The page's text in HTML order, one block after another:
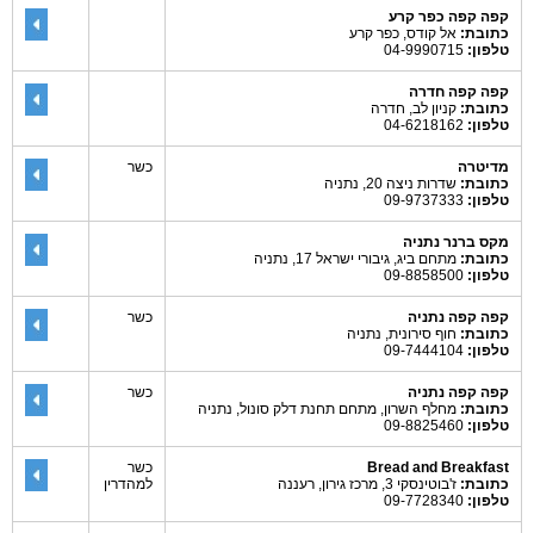
קפה קפה כפר קרע
כתובת: אל קודס, כפר קרע
טלפון:
קפה קפה חדרה
כתובת: קניון לב, חדרה
טלפון:
מדיטרה
כתובת: שדרות ניצה 20, נתניה
טלפון:
כשר
מקס ברנר נתניה
כתובת: מתחם ביג, גיבורי ישראל 17, נתניה
טלפון:
קפה קפה נתניה
כתובת: חוף סירונית, נתניה
טלפון:
כשר
קפה קפה נתניה
כתובת: מחלף השרון, מתחם תחנת דלק סונול, נתניה
טלפון:
כשר
Bread and Breakfast
כתובת: ז'בוטינסקי 3, מרכז גירון, רעננה
טלפון:
כשר
למהדרין